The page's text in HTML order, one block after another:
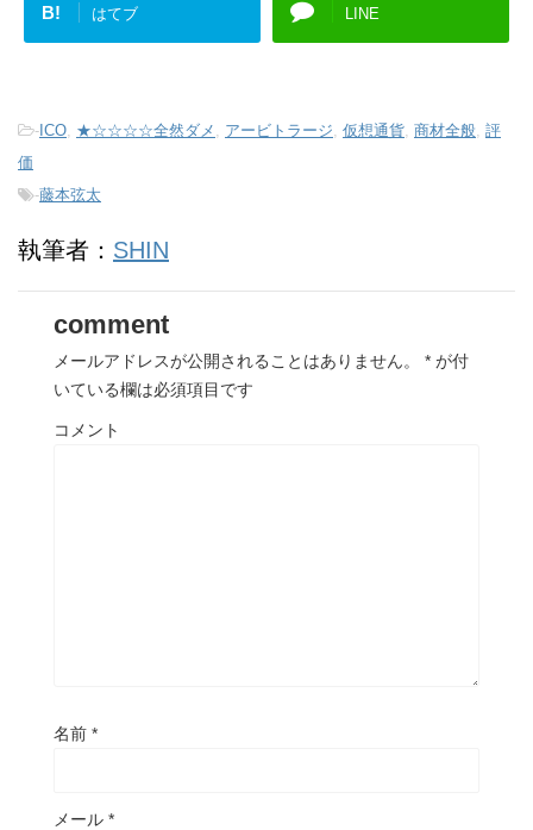
B! はてブ LINE
- ICO ★☆☆☆☆全然ダメ アービトラージ 仮想通貨 商材全般 評
価
-藤本弦太
執筆者： SHIN
comment
メールアドレスが公開されることはありません。 * が付
いている欄は必須項目です
コメント
名前 *
メール *